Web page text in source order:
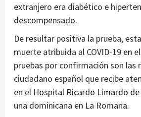
extranjero era diabético e
descompensado.
De resultar positiva la prueba,
muerte atribuida al COVID-19 en
pruebas por confirmación son las
ciudadano español que recibe
en el Hospital Ricardo Limardo
una dominicana en La Romana.